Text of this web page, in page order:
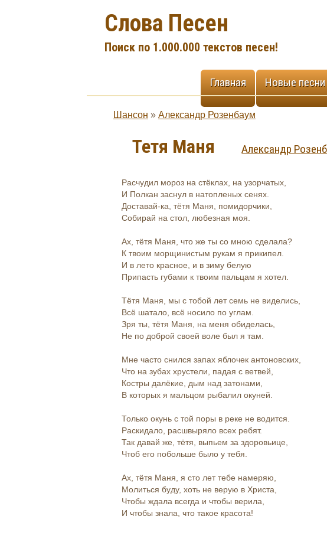
Слова Песен
Поиск по 1.000.000 текстов песен!
Главная Новые песни
Шансон » Александр Розенбаум
Тетя Маня Александр
Расчудил мороз на стёклах, на узорчатых,
И Полкан заснул в натопленых сенях.
Доставай-ка, тётя Маня, помидорчики,
Собирай на стол, любезная моя.
Ах, тётя Маня, что же ты со мною сделала?
К твоим морщинистым рукам я прикипел.
И в лето красное, и в зиму белую
Припасть губами к твоим пальцам я хотел.
Тётя Маня, мы с тобой лет семь не виделись,
Всё шатало, всё носило по углам.
Зря ты, тётя Маня, на меня обиделась,
Не по доброй своей воле был я там.
Мне часто снился запах яблочек антоновских,
Что на зубах хрустели, падая с ветвей,
Костры далёкие, дым над затонами,
В которых я мальцом рыбалил окуней.
Только окунь с той поры в реке не водится.
Раскидало, расшвыряло всех ребят.
Так давай же, тётя, выпьем за здоровьице,
Чтоб его побольше было у тебя.
Ах, тётя Маня, я сто лет тебе намеряю,
Молиться буду, хоть не верую в Христа,
Чтобы ждала всегда и чтобы верила,
И чтобы знала, что такое красота!